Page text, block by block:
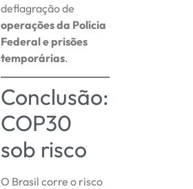
deflagração de
operações da Polícia
Federal e prisões
temporárias.
Conclusão:
COP30
sob risco
O Brasil corre o risco